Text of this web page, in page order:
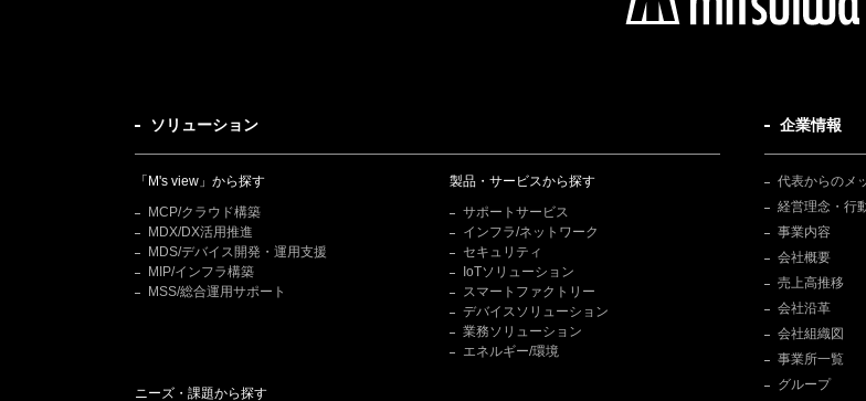
ソリューション
「M's view」から探す
MCP/クラウド構築
MDX/DX活用推進
MDS/デバイス開発・運用支援
MIP/インフラ構築
MSS/総合運用サポート
製品・サービスから探す
サポートサービス
インフラ/ネットワーク
セキュリティ
IoTソリューション
スマートファクトリー
デバイスソリューション
業務ソリューション
エネルギー/環境
ニーズ・課題から探す
企業情報
代表からのメ
経営理念・行
事業内容
会社概要
売上高推移
会社沿革
会社組織図
事業所一覧
グループ